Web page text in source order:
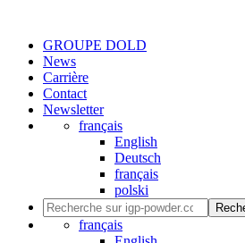
GROUPE DOLD
News
Carrière
Contact
Newsletter
français
English
Deutsch
français
polski
français